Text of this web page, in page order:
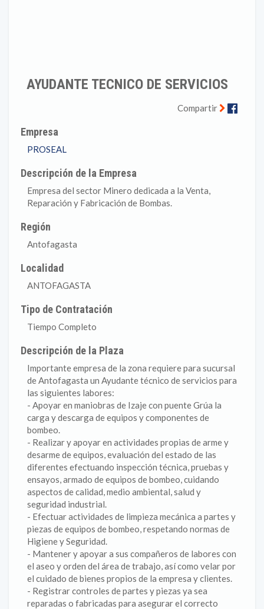
AYUDANTE TECNICO DE SERVICIOS
Compartir
Empresa
PROSEAL
Descripción de la Empresa
Empresa del sector Minero dedicada a la Venta,
Reparación y Fabricación de Bombas.
Región
Antofagasta
Localidad
ANTOFAGASTA
Tipo de Contratación
Tiempo Completo
Descripción de la Plaza
Importante empresa de la zona requiere para sucursal
de Antofagasta un Ayudante técnico de servicios para
las siguientes labores:
- Apoyar en maniobras de Izaje con puente Grúa la
carga y descarga de equipos y componentes de
bombeo.
- Realizar y apoyar en actividades propias de arme y
desarme de equipos, evaluación del estado de las
diferentes efectuando inspección técnica, pruebas y
ensayos, armado de equipos de bombeo, cuidando
aspectos de calidad, medio ambiental, salud y
seguridad industrial.
- Efectuar actividades de limpieza mecánica a partes y
piezas de equipos de bombeo, respetando normas de
Higiene y Seguridad.
- Mantener y apoyar a sus compañeros de labores con
el aseo y orden del área de trabajo, así como velar por
el cuidado de bienes propios de la empresa y clientes.
- Registrar controles de partes y piezas ya sea
reparadas o fabricadas para asegurar el correcto